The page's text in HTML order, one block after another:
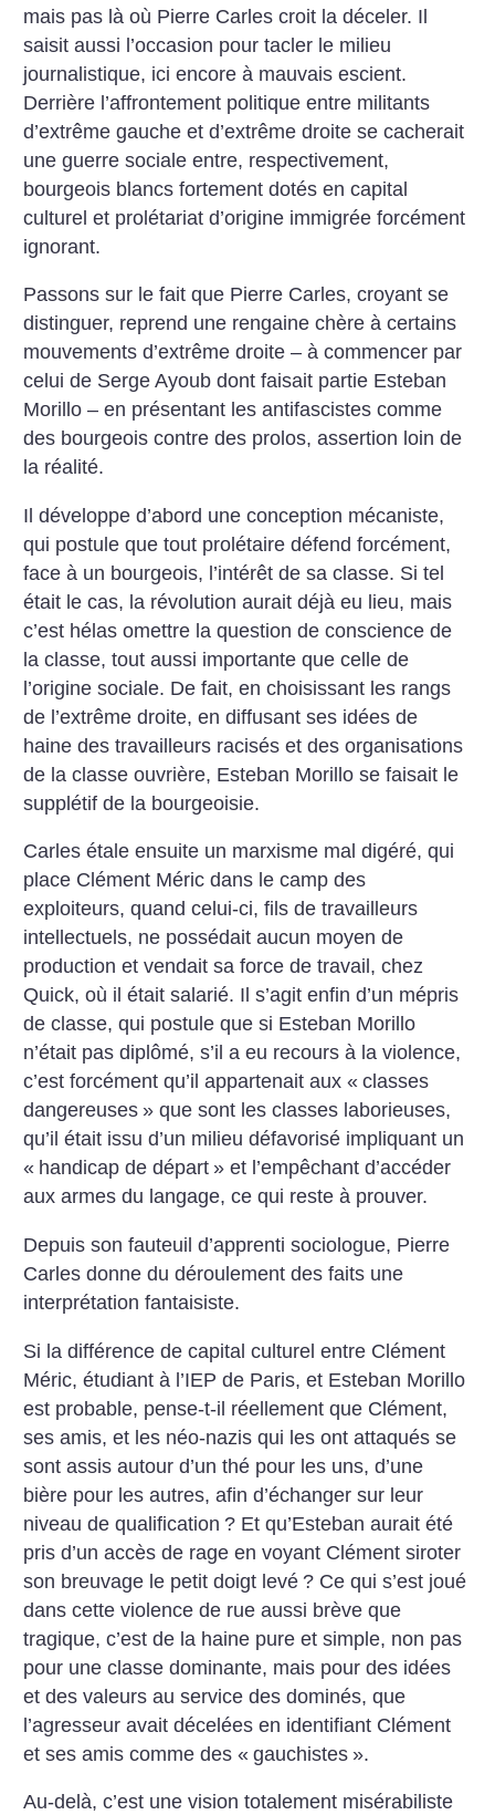
mais pas là où Pierre Carles croit la déceler. Il
saisit aussi l’occasion pour tacler le milieu
journalistique, ici encore à mauvais escient.
Derrière l’affrontement politique entre militants
d’extrême gauche et d’extrême droite se cacherait
une guerre sociale entre, respectivement,
bourgeois blancs fortement dotés en capital
culturel et prolétariat d’origine immigrée forcément
ignorant.
Passons sur le fait que Pierre Carles, croyant se
distinguer, reprend une rengaine chère à certains
mouvements d’extrême droite – à commencer par
celui de Serge Ayoub dont faisait partie Esteban
Morillo – en présentant les antifascistes comme
des bourgeois contre des prolos, assertion loin de
la réalité.
Il développe d’abord une conception mécaniste,
qui postule que tout prolétaire défend forcément,
face à un bourgeois, l’intérêt de sa classe. Si tel
était le cas, la révolution aurait déjà eu lieu, mais
c’est hélas omettre la question de conscience de
la classe, tout aussi importante que celle de
l’origine sociale. De fait, en choisissant les rangs
de l’extrême droite, en diffusant ses idées de
haine des travailleurs racisés et des organisations
de la classe ouvrière, Esteban Morillo se faisait le
supplétif de la bourgeoisie.
Carles étale ensuite un marxisme mal digéré, qui
place Clément Méric dans le camp des
exploiteurs, quand celui-ci, fils de travailleurs
intellectuels, ne possédait aucun moyen de
production et vendait sa force de travail, chez
Quick, où il était salarié. Il s’agit enfin d’un mépris
de classe, qui postule que si Esteban Morillo
n’était pas diplômé, s’il a eu recours à la violence,
c’est forcément qu’il appartenait aux « classes
dangereuses » que sont les classes laborieuses,
qu’il était issu d’un milieu défavorisé impliquant un
« handicap de départ » et l’empêchant d’accéder
aux armes du langage, ce qui reste à prouver.
Depuis son fauteuil d’apprenti sociologue, Pierre
Carles donne du déroulement des faits une
interprétation fantaisiste.
Si la différence de capital culturel entre Clément
Méric, étudiant à l’IEP de Paris, et Esteban Morillo
est probable, pense-t-il réellement que Clément,
ses amis, et les néo-nazis qui les ont attaqués se
sont assis autour d’un thé pour les uns, d’une
bière pour les autres, afin d’échanger sur leur
niveau de qualification ? Et qu’Esteban aurait été
pris d’un accès de rage en voyant Clément siroter
son breuvage le petit doigt levé ? Ce qui s’est joué
dans cette violence de rue aussi brève que
tragique, c’est de la haine pure et simple, non pas
pour une classe dominante, mais pour des idées
et des valeurs au service des dominés, que
l’agresseur avait décelées en identifiant Clément
et ses amis comme des « gauchistes ».
Au-delà, c’est une vision totalement misérabiliste